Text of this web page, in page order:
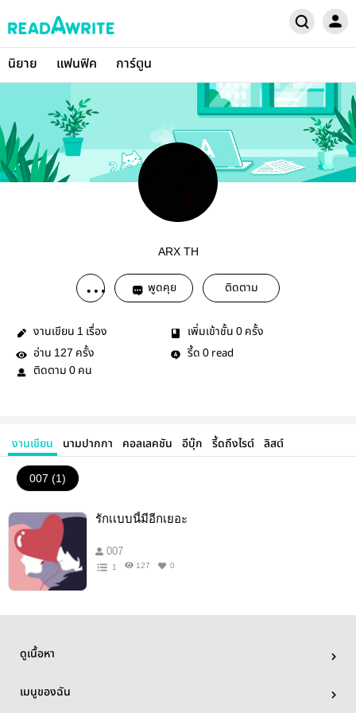
นิยาย แฟนฟิค การ์ตูน
ARX TH
พูดคุย ติดตาม
งานเขียน 1 เรื่อง เพิ่มเข้าชั้น 0 ครั้ง
อ่าน 127 ครั้ง รี้ด 0 read
ติดตาม 0 คน
งานเขียน นามปากกา คอลเลคชัน อีบุ๊ก รี้ดถึงไรต์ ลิสต์
007 (1)
รักเเบบนี้มีอีกเยอะ
007
1 127 0
ดูเนื้อหา
เมนูของฉัน